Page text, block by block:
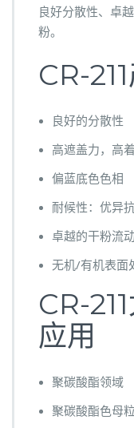
良好分散性、卓
粉。
CR-
良好的分散性
高遮盖力，高
偏蓝底色色相
耐候性：优异
卓越的干粉流
无机/有机表面
CR-
应用
聚碳酸酯领域
聚碳酸酯色母粒